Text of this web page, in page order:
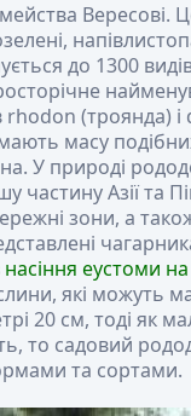
до 1300
rhodon (троянда)
мають масу
У природі
частину Азії та
зони, а
насіння еустоми
які можуть
20 см, тоді як
то садовий
та сортами.